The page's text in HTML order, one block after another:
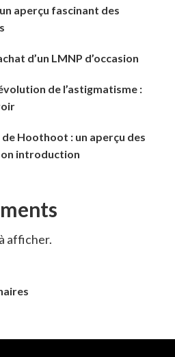
aperçu fascinant des
d’un LMNP d’occasion
de l’astigmatisme :
Hoothoot : un aperçu des
introduction
afficher.